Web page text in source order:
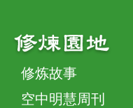
修炼故事
空中明慧周刊